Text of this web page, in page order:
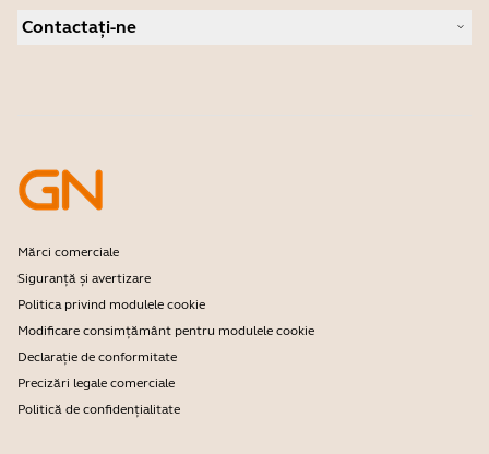
Studii de caz
Camere personale
Software
Contactați-ne
Mărci comerciale
Siguranță și avertizare
Politica privind modulele cookie
Modificare consimțământ pentru modulele cookie
Declarație de conformitate
Precizări legale comerciale
Politică de confidențialitate